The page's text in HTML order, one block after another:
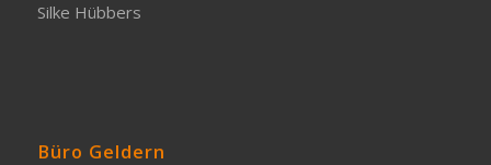
Silke Hübbers
Büro Geldern